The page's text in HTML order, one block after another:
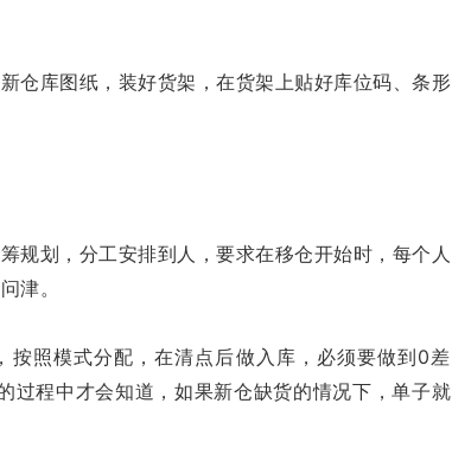
仓库图纸，装好货架，在货架上贴好库位码、条形
规划，分工安排到人，要求在移仓开始时，每个人
津。
按照模式分配，在清点后做入库，必须要做到0差
过程中才会知道，如果新仓缺货的情况下，单子就